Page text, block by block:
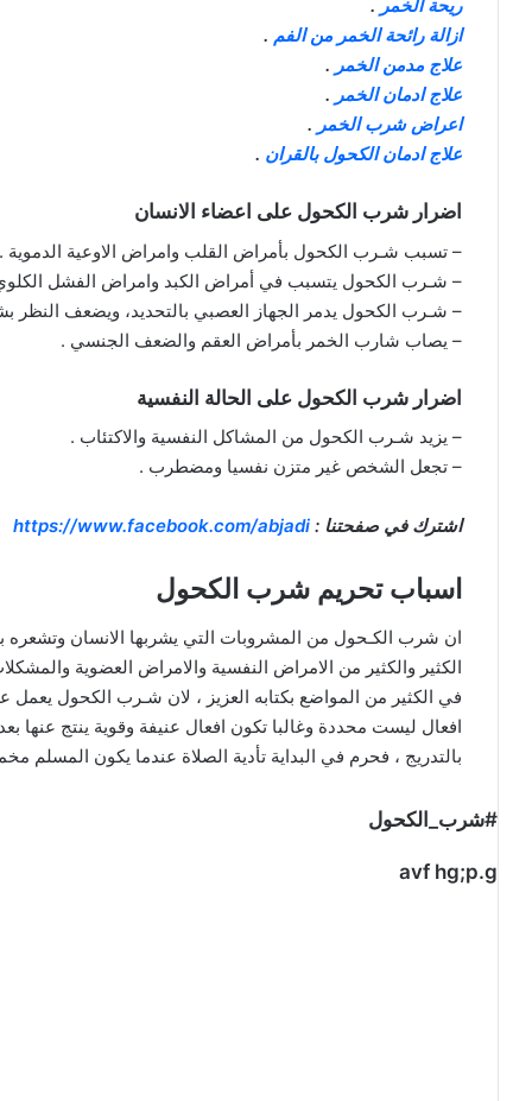
ريحة الخمر .
ازالة رائحة الخمر من الفم .
علاج مدمن الخمر .
علاج ادمان الخمر .
اعراض شرب الخمر .
علاج ادمان الكحول بالقران .
اضرار شرب الكحول على اعضاء الانسان
– تسبب شـرب الكحول بأمراض القلب وامراض الاوعية الدموية .
– شـرب الكحول يتسبب في أمراض الكبد وامراض الفشل
– شـرب الكحول يدمر الجهاز العصبي بالتحديد، ويضعف النظر
– يصاب شارب الخمر بأمراض العقم والضعف الجنسي .
اضرار شرب الكحول على الحالة النفسية
– يزيد شـرب الكحول من المشاكل النفسية والاكتئاب .
– تجعل الشخص غير متزن نفسيا ومضطرب .
اشترك في صفحتنا :https://www.facebook.com/abjadi
اسباب تحريم شرب الكحول
ان شرب الكـحول من المشروبات التي يشربها الانسان وتشعره
الكثير والكثير من الامراض النفسية والامراض العضوية
في الكثير من المواضع بكتابه العزيز ، لان شـرب الكحول
افعال ليست محددة وغالبا تكون افعال عنيفة وقوية ينتج عنها
بالتدريج ، فحرم في البداية تأدية الصلاة عندما يكون المسلم
#شرب_الكحول
avf hg;p.g